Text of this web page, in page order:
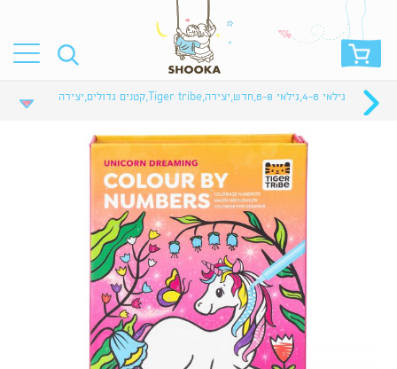
גילאי 4-6 ,גילאי 6-8 ,חדש,יצירה,
Tiger tribe
,קטנים גדולים,יצירה